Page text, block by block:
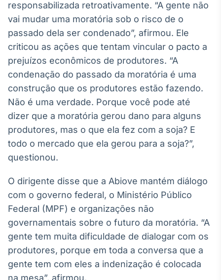
de ativos
Em breve
Crédito
Em breve
responsabilizada retroativamente. “A gente não
vai mudar uma moratória sob o risco de o
passado dela ser condenado”, afirmou. Ele
criticou as ações que tentam vincular o pacto a
prejuízos econômicos de produtores. “A
condenação do passado da moratória é uma
construção que os produtores estão fazendo.
Não é uma verdade. Porque você pode até
dizer que a moratória gerou dano para alguns
produtores, mas o que ela fez com a soja? E
todo o mercado que ela gerou para a soja?”,
questionou.
O dirigente disse que a Abiove mantém diálogo
com o governo federal, o Ministério Público
Federal (MPF) e organizações não
governamentais sobre o futuro da moratória. “A
gente tem muita dificuldade de dialogar com os
produtores, porque em toda a conversa que a
gente tem com eles a indenização é colocada
na mesa”, afirmou.